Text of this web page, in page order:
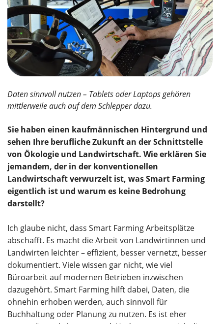
Daten sinnvoll nutzen – Tablets oder Laptops gehören
mittlerweile auch auf dem Schlepper dazu.
Sie haben einen kaufmännischen Hintergrund und
sehen Ihre berufliche Zukunft an der Schnittstelle
von Ökologie und Landwirtschaft. Wie erklären Sie
jemandem, der in der konventionellen
Landwirtschaft verwurzelt ist, was Smart Farming
eigentlich ist und warum es keine Bedrohung
darstellt?
Ich glaube nicht, dass Smart Farming Arbeitsplätze
abschafft. Es macht die Arbeit von Landwirtinnen und
Landwirten leichter – effizient, besser vernetzt, besser
dokumentiert. Viele wissen gar nicht, wie viel
Büroarbeit auf modernen Betrieben inzwischen
dazugehört. Smart Farming hilft dabei, Daten, die
ohnehin erhoben werden, auch sinnvoll für
Buchhaltung oder Planung zu nutzen. Es ist eher